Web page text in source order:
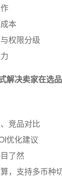
本
权限分级
解决卖家在选
竞品对比
优化建议
了然
，支持多币种